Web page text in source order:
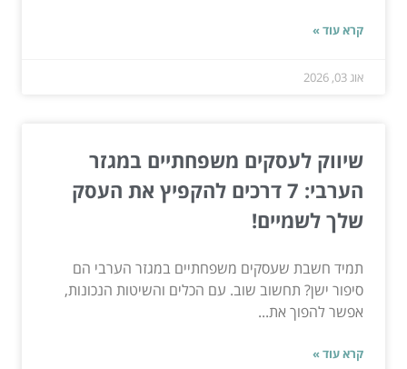
קרא עוד »
אוג 03, 2026
שיווק לעסקים משפחתיים במגזר
הערבי: 7 דרכים להקפיץ את העסק
שלך לשמיים!
תמיד חשבת שעסקים משפחתיים במגזר הערבי הם
סיפור ישן? תחשוב שוב. עם הכלים והשיטות הנכונות,
אפשר להפוך את...
קרא עוד »